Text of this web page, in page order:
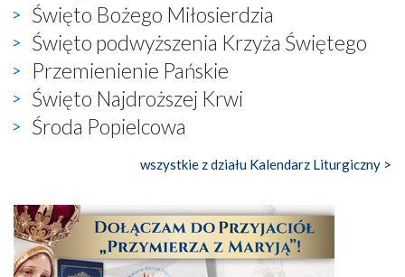
Święto Bożego Miłosierdzia
Święto podwyższenia Krzyża Świętego
Przemienienie Pańskie
Święto Najdroższej Krwi
Środa Popielcowa
wszystkie z działu Kalendarz Liturgiczny >